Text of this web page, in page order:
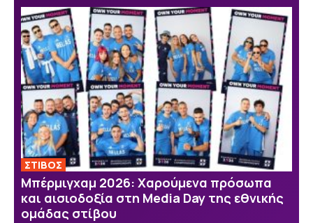
ΣΤΙΒΟΣ
Μπέρμιγχαμ 2026: Χαρούμενα πρόσωπα
και αισιοδοξία στη Media Day της εθνικής
ομάδας στίβου